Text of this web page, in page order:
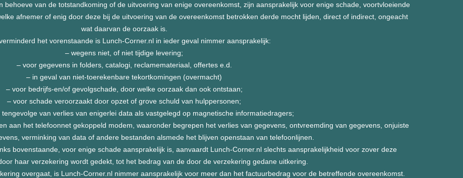
van de totstandkoming of de uitvoering van enige overeenkomst, zijn aansprakelijk voor enige schade, voortvloeiende
afnemer of enig door deze bij de uitvoering van de overeenkomst betrokken derde mocht lijden, direct of indirect, ongeacht
wat daarvan de oorzaak is.
het vorenstaande is Lunch-Corner.nl in ieder geval nimmer aansprakelijk:
– wegens niet, of niet tijdige levering;
– voor gegevens in folders, catalogi, reclamemateriaal, offertes e.d.
– in geval van niet-toerekenbare tekortkomingen (overmacht)
– voor bedrijfs-en/of gevolgschade, door welke oorzaak dan ook ontstaan;
– voor schade veroorzaakt door opzet of grove schuld van hulppersonen;
van verlies van enigerlei data als vastgelegd op magnetische informatiedragers;
aan het telefoonnet gekoppeld modem, waaronder begrepen het verlies van gegevens, ontvreemding van gegevens, onjuiste
verminking van data of andere bestanden alsmede het blijven openstaan van telefoonlijnen.
bovenstaande, voor enige schade aansprakelijk is, aanvaardt Lunch-Corner.nl slechts aansprakelijkheid voor zover deze
haar verzekering wordt gedekt, tot het bedrag van de door de verzekering gedane uitkering.
overgaat, is Lunch-Corner.nl nimmer aansprakelijk voor meer dan het factuurbedrag voor de betreffende overeenkomst.